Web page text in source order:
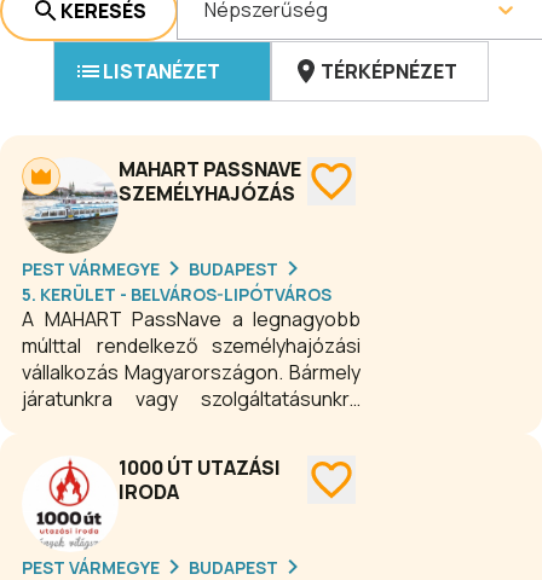
KERESÉS Népszerűség
LISTANÉZET TÉRKÉPNÉZET
MAHART PASSNAVE
SZEMÉLYHAJÓZÁS
PEST VÁRMEGYE
BUDAPEST
5. KERÜLET - BELVÁROS-LIPÓTVÁROS
A MAHART PassNave a legnagyobb
múlttal rendelkező személyhajózási
vállalkozás Magyarországon. Bármely
járatunkra vagy szolgáltatásunkra
hosszú évek tapasztalatával segítik
az utazás megvalósulását. Utazzanak
velünk, várjuk Önöket a fedélzeten!
1000 ÚT UTAZÁSI
IRODA
PEST VÁRMEGYE
BUDAPEST